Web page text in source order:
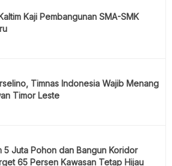
Kaji Pembangunan SMA-SMK
Timnas Indonesia Wajib Menang
Timor Leste
5 Juta Pohon dan Bangun Koridor
65 Persen Kawasan Tetap Hijau